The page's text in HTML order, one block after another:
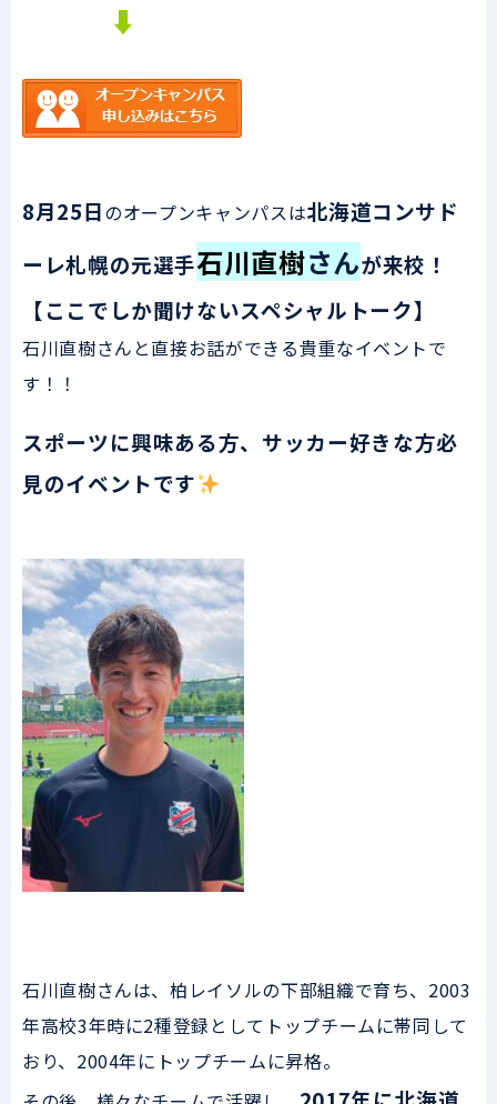
⬇
8月25日のオープンキャンパスは北海道コンサド
ーレ札幌の元選手石川直樹さんが来校！
【ここでしか聞けないスペシャルトーク】
石川直樹さんと直接お話ができる貴重なイベントで
す！！
スポーツに興味ある方、サッカー好きな方必
見のイベントです
石川直樹さんは、柏レイソルの下部組織で育ち、2003
年高校3年時に2種登録としてトップチームに帯同して
おり、2004年にトップチームに昇格。